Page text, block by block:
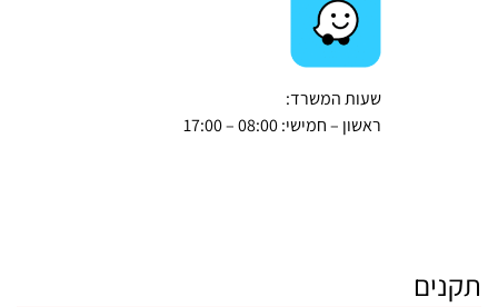
שעות המשרד:
ראשון – חמישי: 08:00 – 17:00
תקנים